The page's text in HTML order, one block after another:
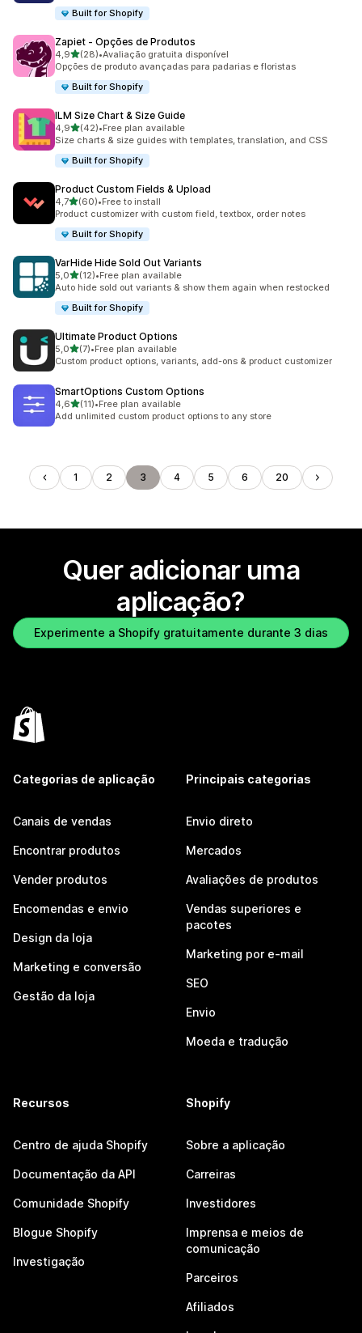
Built for Shopify
Zapiet ‑ Opções de Produtos
4,9de 5 estrelas
(28)
28 total de avaliações
•Avaliação gratuita disponível
Opções de produto avançadas para padarias e floristas
Built for Shopify
ILM Size Chart & Size Guide
4,9de 5 estrelas
(42)
42 total de avaliações
•Free plan available
Size charts & size guides with templates, translation, and CSS
Built for Shopify
Product Custom Fields & Upload
4,7de 5 estrelas
(60)
60 total de avaliações
•Free to install
Product customizer with custom field, textbox, order notes
Built for Shopify
VarHide Hide Sold Out Variants
5,0de 5 estrelas
(12)
12 total de avaliações
•Free plan available
Auto hide sold out variants & show them again when restocked
Built for Shopify
Ultimate Product Options
5,0de 5 estrelas
(7)
7 total de avaliações
•Free plan available
Custom product options, variants, add-ons & product customizer
SmartOptions Custom Options
4,6de 5 estrelas
(11)
11 total de avaliações
•Free plan available
Add unlimited custom product options to any store
1 2 3 4 5 6 20
Quer adicionar uma
aplicação?
Experimente a Shopify gratuitamente durante 3 dias
Categorias de aplicação
Canais de vendas
Encontrar produtos
Vender produtos
Encomendas e envio
Design da loja
Marketing e conversão
Gestão da loja
Principais categorias
Envio direto
Mercados
Avaliações de produtos
Vendas superiores e
pacotes
Marketing por e-mail
SEO
Envio
Moeda e tradução
Recursos
Centro de ajuda Shopify
Documentação da API
Comunidade Shopify
Blogue Shopify
Investigação
Shopify
Sobre a aplicação
Carreiras
Investidores
Imprensa e meios de
comunicação
Parceiros
Afiliados